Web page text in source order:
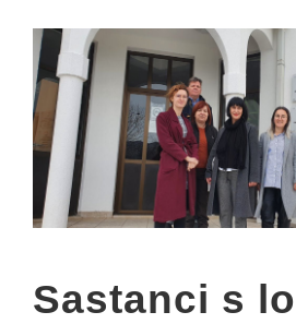
Sastanci s